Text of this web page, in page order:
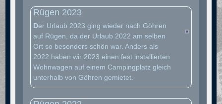
Rügen 2023
Der Urlaub 2023 ging wieder nach Göhren
auf Rügen, da der Urlaub 2022 am selben
Ort so besonders schön war. Anders als
2022 haben wir 2023 einen fest installierten
Wohnwagen auf einem Campingplatz gleich
unterhalb von Göhren gemietet.